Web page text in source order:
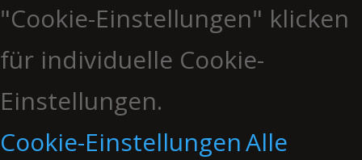
"Cookie-Einstellungen" klicken
für individuelle Cookie-
Einstellungen.
Cookie-EinstellungenAlle